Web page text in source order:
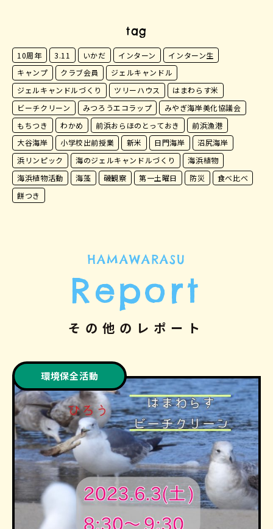
tag
10周年 3.11 いかだ インターン
インターン生
キャンプ
クラブ会員
ジェルキャンドル
ジェルキャンドルづくり
ツリーハウス
はまわらす米
ビーチクリーン
みつろうエコラップ
みやぎ海岸美化協議会
もちつき
わかめ 前浜おらほのとっておき
前浜漁港
大谷海岸
小学校出前授業 新米 日門海岸
沼尻海岸
浜リンピック
海のジェルキャンドルづくり
海浜植物
海浜植物活動
海藻 磯観察 第一土曜日 防災
食べ比べ
餅つき
HAMAWARASU
Report
その他のレポート
環境保全活動